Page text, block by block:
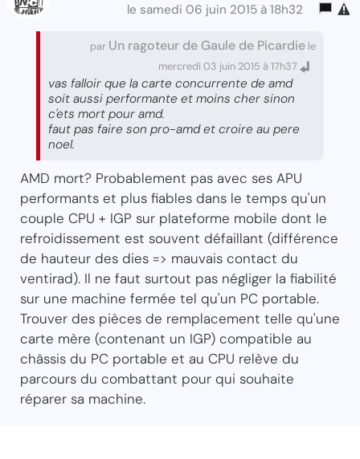
le samedi 06 juin 2015 à 18h32
par Un ragoteur de Gaule de Picardie le
mercredi 03 juin 2015 à 17h37
vas falloir que la carte concurrente de amd
soit aussi performante et moins cher sinon
c'ets mort pour amd.
faut pas faire son pro-amd et croire au pere
noel.
AMD mort? Probablement pas avec ses APU
performants et plus fiables dans le temps qu'un
couple CPU + IGP sur plateforme mobile dont le
refroidissement est souvent défaillant (différence
de hauteur des dies => mauvais contact du
ventirad). Il ne faut surtout pas négliger la fiabilité
sur une machine fermée tel qu'un PC portable.
Trouver des pièces de remplacement telle qu'une
carte mère (contenant un IGP) compatible au
châssis du PC portable et au CPU relève du
parcours du combattant pour qui souhaite
réparer sa machine.